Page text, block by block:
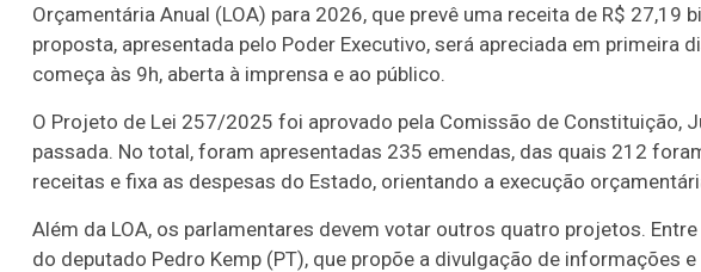
Orçamentária Anual (LOA) para 2026, que prevê uma receita de R$ 27,19
proposta, apresentada pelo Poder Executivo, será apreciada em primeira
começa às 9h, aberta à imprensa e ao público.
O Projeto de Lei 257/2025 foi aprovado pela Comissão de Constituição,
passada. No total, foram apresentadas 235 emendas, das quais 212
receitas e fixa as despesas do Estado, orientando a execução
Além da LOA, os parlamentares devem votar outros quatro projetos.
do deputado Pedro Kemp (PT), que propõe a divulgação de informações